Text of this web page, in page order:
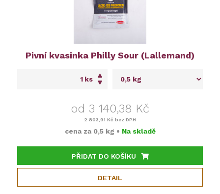
Pivní kvasinka Philly Sour (Lallemand)
ks
od 3 140,38 Kč
2 803,91 Kč bez DPH
cena za 0,5 kg • Na skladě
PŘIDAT DO KOŠÍKU
DETAIL